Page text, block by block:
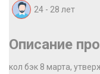
24 - 28 лет
Описание
кол бэк 8 марта,